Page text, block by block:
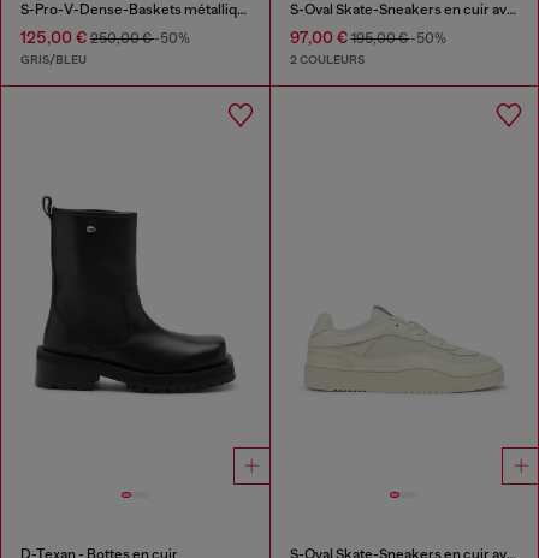
S-Pro-V-Dense-Baskets métalliques en mesh et PU
125,00 € 250,00 €-50%
GRIS/BLEU
S-Oval Skate-Sneakers en cuir avec empiècements en tissu
97,00 €195,00 €-50%
2 COULEURS